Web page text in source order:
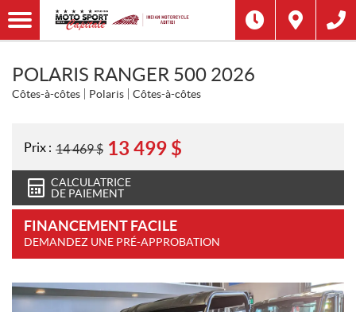
POLARIS RANGER 500 2026
Côtes-à-côtes Polaris Côtes-à-côtes
Prix : 14 469$ 13 499 $
CALCULATRICE
DE PAIEMENT
FINANCEMENT FACILE
DEMANDEZ UNE PRÉ-APPROBATION